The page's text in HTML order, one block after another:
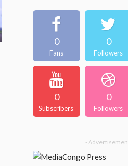
0
Fans
0
Followers
0
Subscribers
0
Followers
-